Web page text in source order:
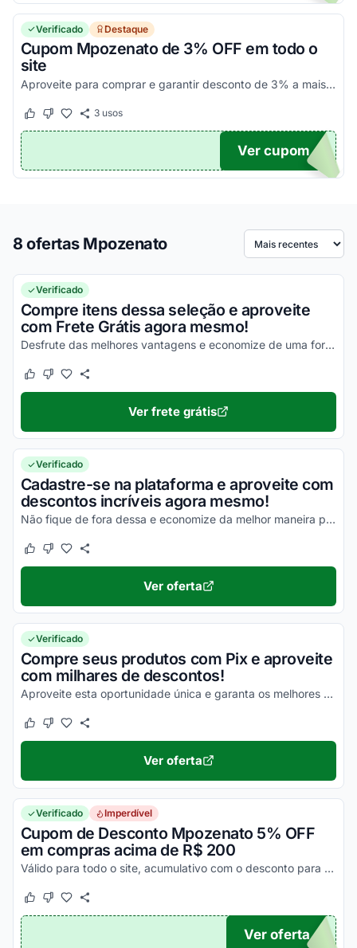
Verificado Destaque
Cupom Mpozenato de 3% OFF em todo o
site
Aproveite para comprar e garantir desconto de 3% a mais com código Mpozenato. Por tempo limitado. Consulte condições e confira!
Este cupom funcionou
Este cupom não funcionou
3usos
RO
Ver cupom
8 ofertas Mpozenato Ordenar por
Verificado
Compre itens dessa seleção e aproveite
com Frete Grátis agora mesmo!
Desfrute das melhores vantagens e economize de uma forma simples agora mesmo!
Este cupom funcionou
Este cupom não funcionou
Ver frete grátis
Verificado
Cadastre-se na plataforma e aproveite com
descontos incríveis agora mesmo!
Não fique de fora dessa e economize da melhor maneira possível!
Este cupom funcionou
Este cupom não funcionou
Ver oferta
Verificado
Compre seus produtos com Pix e aproveite
com milhares de descontos!
Aproveite esta oportunidade única e garanta os melhores valores nas suas compras!
Este cupom funcionou
Este cupom não funcionou
Ver oferta
Verificado Imperdível
Cupom de Desconto Mpozenato 5% OFF
em compras acima de R$ 200
Válido para todo o site, acumulativo com o desconto para pagamento à vista no boleto. Limitado a 1 uso por CPF. Corra!
Este cupom funcionou
Este cupom não funcionou
ATO5
Ver oferta